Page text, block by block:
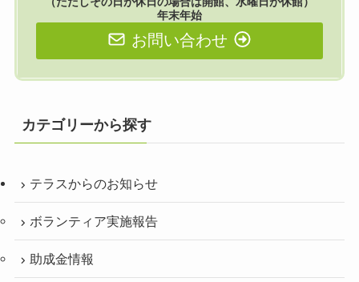
年末年始
お問い合わせ
カテゴリーから探す
テラスからのお知らせ
ボランティア実施報告
助成金情報